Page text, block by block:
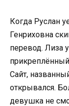
Когда Руслан
Генриховна
перевод. Лиза
Сайт,
открывался.
девушка не